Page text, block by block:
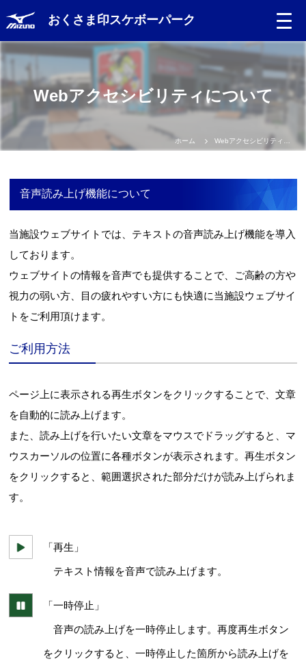
おくさま印スケボーパーク
Language
日本語
English
中文（繁体）
한글
Portugues
Webアクセシビリティについて
文字サイズ 標準 中 大
Webアクセシビリティについて
ホーム
音声読み上げ機能について
当施設ウェブサイトでは、テキストの音声読み上げ機能を導入
しております。
ウェブサイトの情報を音声でも提供することで、ご高齢の方や
視力の弱い方、目の疲れやすい方にも快適に当施設ウェブサイ
トをご利用頂けます。
ご利用方法
ページ上に表示される再生ボタンをクリックすることで、文章
を自動的に読み上げます。
また、読み上げを行いたい文章をマウスでドラッグすると、マ
ウスカーソルの位置に各種ボタンが表示されます。再生ボタン
をクリックすると、範囲選択された部分だけが読み上げられま
す。
「再生」
テキスト情報を音声で読み上げます。
「一時停止」
音声の読み上げを一時停止します。再度再生ボタン
をクリックすると、一時停止した箇所から読み上げを